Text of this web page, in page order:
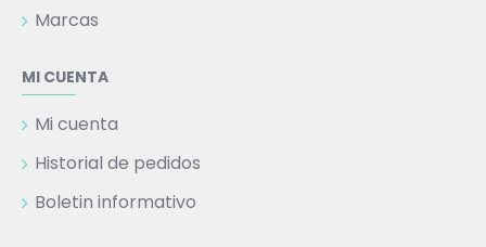
Marcas
MI CUENTA
Mi cuenta
Historial de pedidos
Boletin informativo